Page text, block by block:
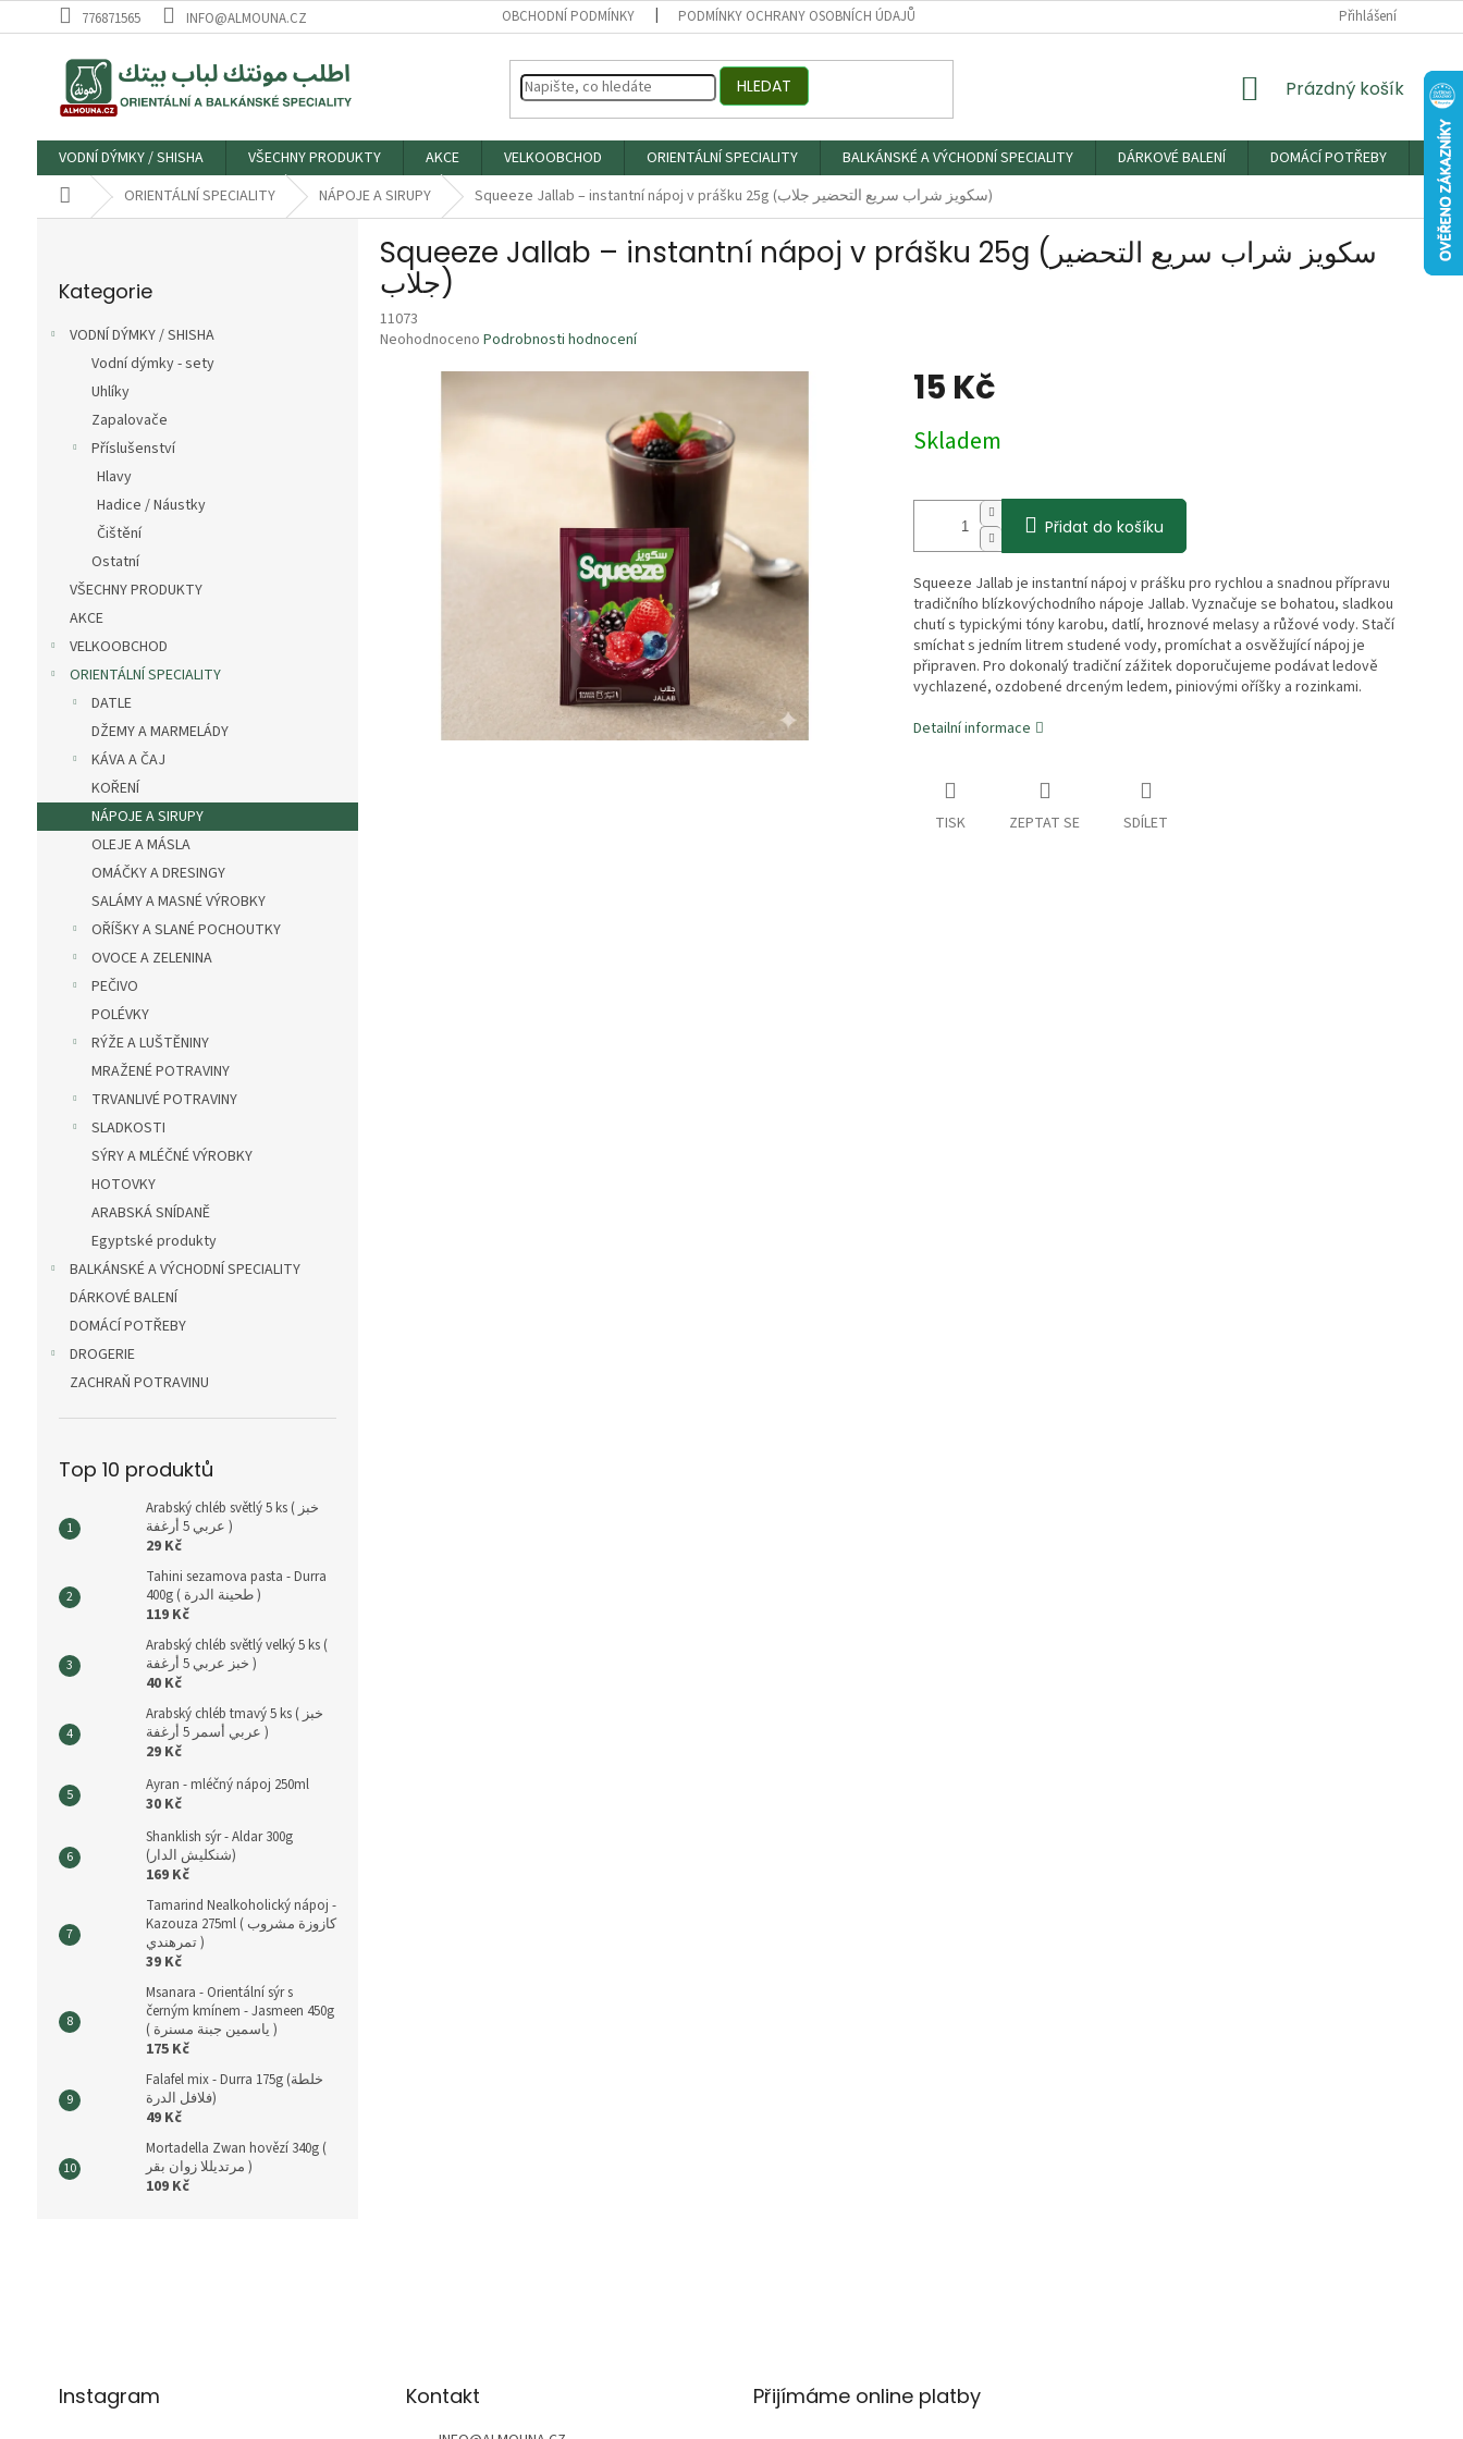
na
776871565 INFO@ALMOUNA.CZ OBCHODNÍ PODMÍNKY PODMÍNKY OCHRANY OSOBNÍCH ÚDAJŮ Přihlášení
HLEDAT
NÁKUPNÍ
Prázdný košík
VODNÍ DÝMKY / SHISHA VŠECHNY PRODUKTY AKCE VELKOOBCHOD ORIENTÁLNÍ SPECIALITY BALKÁNSKÉ A VÝCHODNÍ SPECIALITY DÁRKOVÉ BALENÍ DOMÁCÍ POTŘEBY
Domů ORIENTÁLNÍ SPECIALITY NÁPOJE A SIRUPY Squeeze Jallab – instantní nápoj v prášku 25g (سكويز شراب سريع التحضير جلاب)
kategorie
Kategorie
VODNÍ DÝMKY / SHISHA
Vodní dýmky - sety
Uhlíky
Zapalovače
Příslušenství
Hlavy
Hadice / Náustky
Čištění
Ostatní
VŠECHNY PRODUKTY
AKCE
VELKOOBCHOD
ORIENTÁLNÍ SPECIALITY
DATLE
DŽEMY A MARMELÁDY
KÁVA A ČAJ
KOŘENÍ
NÁPOJE A SIRUPY
OLEJE A MÁSLA
OMÁČKY A DRESINGY
SALÁMY A MASNÉ VÝROBKY
OŘÍŠKY A SLANÉ POCHOUTKY
OVOCE A ZELENINA
PEČIVO
POLÉVKY
RÝŽE A LUŠTĚNINY
MRAŽENÉ POTRAVINY
TRVANLIVÉ POTRAVINY
SLADKOSTI
SÝRY A MLÉČNÉ VÝROBKY
HOTOVKY
ARABSKÁ SNÍDANĚ
Egyptské produkty
BALKÁNSKÉ A VÝCHODNÍ SPECIALITY
DÁRKOVÉ BALENÍ
DOMÁCÍ POTŘEBY
DROGERIE
ZACHRAŇ POTRAVINU
Top 10 produktů
Arabský chléb světlý 5 ks ( خبز
عربي 5 أرغفة )
29 Kč
Tahini sezamova pasta - Durra
400g ( طحينة الدرة )
119 Kč
Arabský chléb světlý velký 5 ks (
خبز عربي 5 أرغفة )
40 Kč
Arabský chléb tmavý 5 ks ( خبز
عربي أسمر 5 أرغفة )
29 Kč
Ayran - mléčný nápoj 250ml
30 Kč
Shanklish sýr - Aldar 300g
(شنكليش الدار)
169 Kč
Tamarind Nealkoholický nápoj -
Kazouza 275ml ( كازوزة مشروب
تمرهندي )
39 Kč
Msanara - Orientální sýr s
černým kmínem - Jasmeen 450g
( ياسمين جبنة مسنرة )
175 Kč
Falafel mix - Durra 175g (خلطة
فلافل الدرة)
49 Kč
Mortadella Zwan hovězí 340g (
مرتديللا زوان بقر )
109 Kč
Squeeze Jallab – instantní nápoj v prášku 25g (سكويز شراب سريع التحضير
جلاب)
11073
Průměrné
Neohodnoceno Podrobnosti hodnocení
15 Kč
cena:
Skladem
Přidat do košíku
Squeeze Jallab je instantní nápoj v prášku pro rychlou a snadnou přípravu
tradičního blízkovýchodního nápoje Jallab. Vyznačuje se bohatou, sladkou
chutí s typickými tóny karobu, datlí, hroznové melasy a růžové vody. Stačí
smíchat s jedním litrem studené vody, promíchat a osvěžující nápoj je
připraven. Pro dokonalý tradiční zážitek doporučujeme podávat ledově
vychlazené, ozdobené drceným ledem, piniovými oříšky a rozinkami.
Detailní informace
TISK ZEPTAT SE SDÍLET
Instagram Kontakt Přijímáme online platby